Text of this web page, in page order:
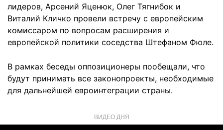
лидеров, Арсений Яценюк, Олег Тягнибок и
Виталий Кличко провели встречу с европейским
комиссаром по вопросам расширения и
европейской политики соседства Штефаном Фюле.
В рамках беседы оппозиционеры пообещали, что
будут принимать все законопроекты, необходимые
для дальнейшей евроинтеграции страны.
ВИДЕО ДНЯ